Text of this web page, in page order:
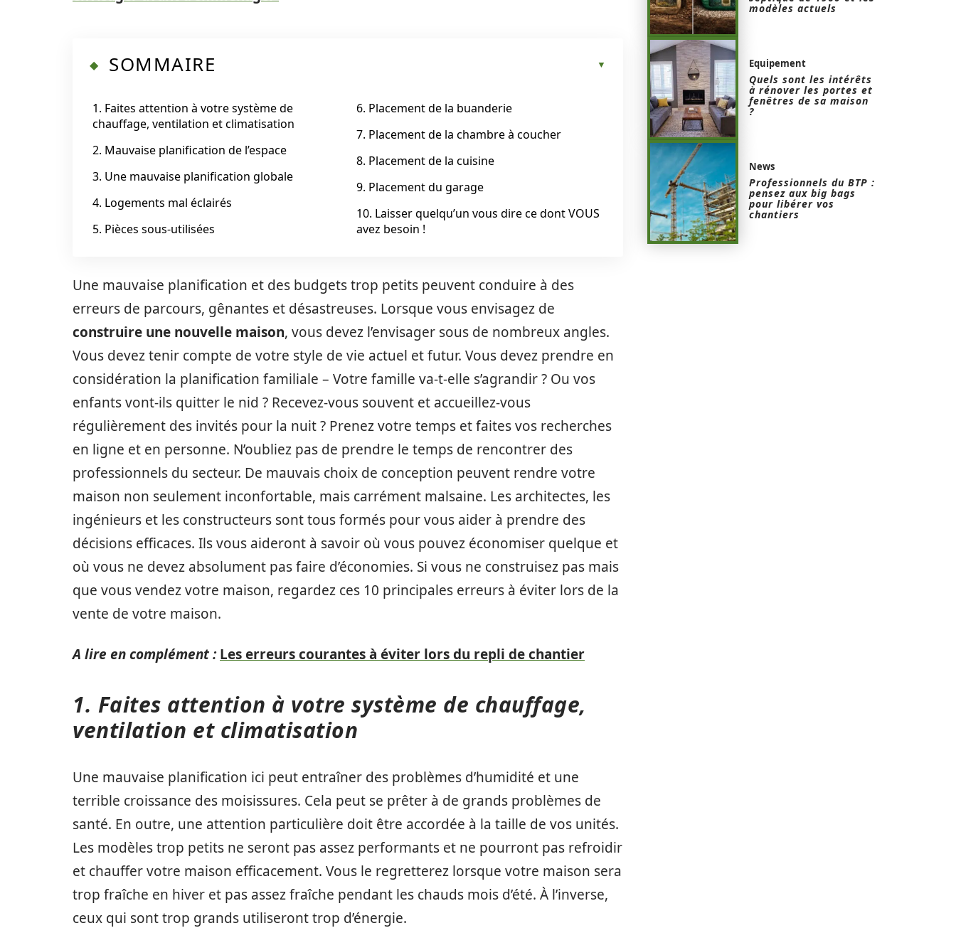
SOMMAIRE
1. Faites attention à votre système de
chauffage, ventilation et climatisation
2. Mauvaise planification de l’espace
3. Une mauvaise planification globale
4. Logements mal éclairés
5. Pièces sous-utilisées
6. Placement de la buanderie
7. Placement de la chambre à coucher
8. Placement de la cuisine
9. Placement du garage
10. Laisser quelqu’un vous dire ce dont VOUS
avez besoin !
Une mauvaise planification et des budgets trop petits peuvent conduire à des
erreurs de parcours, gênantes et désastreuses. Lorsque vous envisagez de
construire une nouvelle maison, vous devez l’envisager sous de nombreux angles.
Vous devez tenir compte de votre style de vie actuel et futur. Vous devez prendre en
considération la planification familiale – Votre famille va-t-elle s’agrandir ? Ou vos
enfants vont-ils quitter le nid ? Recevez-vous souvent et accueillez-vous
régulièrement des invités pour la nuit ? Prenez votre temps et faites vos recherches
en ligne et en personne. N’oubliez pas de prendre le temps de rencontrer des
professionnels du secteur. De mauvais choix de conception peuvent rendre votre
maison non seulement inconfortable, mais carrément malsaine. Les architectes, les
ingénieurs et les constructeurs sont tous formés pour vous aider à prendre des
décisions efficaces. Ils vous aideront à savoir où vous pouvez économiser quelque et
où vous ne devez absolument pas faire d’économies. Si vous ne construisez pas mais
que vous vendez votre maison, regardez ces 10 principales erreurs à éviter lors de la
vente de votre maison.
A lire en complément : Les erreurs courantes à éviter lors du repli de chantier
1. Faites attention à votre système de chauffage,
ventilation et climatisation
Une mauvaise planification ici peut entraîner des problèmes d’humidité et une
terrible croissance des moisissures. Cela peut se prêter à de grands problèmes de
santé. En outre, une attention particulière doit être accordée à la taille de vos unités.
Les modèles trop petits ne seront pas assez performants et ne pourront pas refroidir
et chauffer votre maison efficacement. Vous le regretterez lorsque votre maison sera
trop fraîche en hiver et pas assez fraîche pendant les chauds mois d’été. À l’inverse,
ceux qui sont trop grands utiliseront trop d’énergie.
modèles actuels
Equipement
Quels sont les intérêts
à rénover les portes et
fenêtres de sa maison
?
News
Professionnels du BTP :
pensez aux big bags
pour libérer vos
chantiers